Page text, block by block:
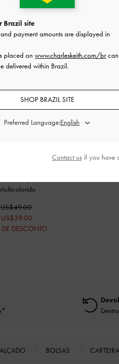
US$49.00
US$39.00
DESCONTO
BOLSAS
Brazil site
and payment amounts are displayed in
placed on www.charleskeith.com/brcan
delivered within Brazil.
SHOP BRAZIL SITE
Preferred Language:
Contact usif you have